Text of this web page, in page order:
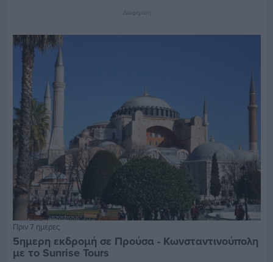
Διαφήμιση
Πριν 7 ημέρες
5ημερη εκδρομή σε Προύσα - Κωνσταντινούπολη
με το Sunrise Tours